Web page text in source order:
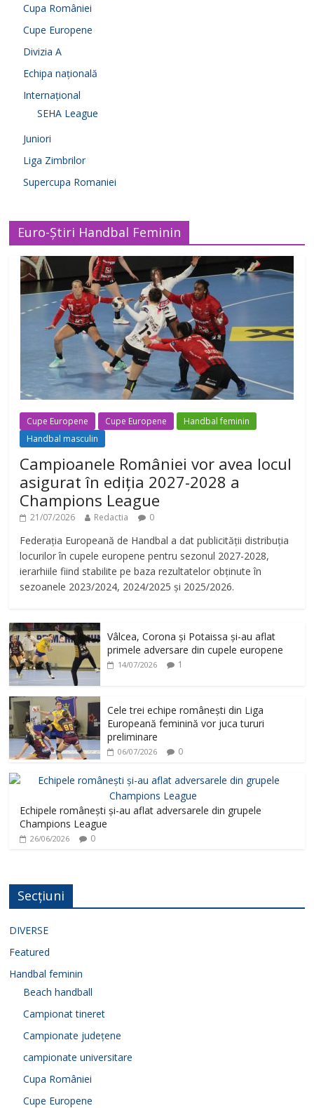
Cupa României
Cupe Europene
Divizia A
Echipa națională
Internațional
SEHA League
Juniori
Liga Zimbrilor
Supercupa Romaniei
Euro-Știri Handbal Feminin
Cupe Europene Cupe Europene
Handbal feminin
Handbal masculin
Campioanele României vor avea locul
asigurat în ediția 2027-2028 a
Champions League
21/07/2026 Redactia 0
Federația Europeană de Handbal a dat publicității distribuția
locurilor în cupele europene pentru sezonul 2027-2028,
ierarhiile fiind stabilite pe baza rezultatelor obținute în
sezoanele 2023/2024, 2024/2025 și 2025/2026.
Vâlcea, Corona și Potaissa și-au aflat
primele adversare din cupele europene
14/07/2026 1
Cele trei echipe românești din Liga
Europeană feminină vor juca tururi
preliminare
06/07/2026 0
Echipele românești și-au aflat adversarele din grupele
Champions League
26/06/2026 0
Secțiuni
DIVERSE
Featured
Handbal feminin
Beach handball
Campionat tineret
Campionate județene
campionate universitare
Cupa României
Cupe Europene